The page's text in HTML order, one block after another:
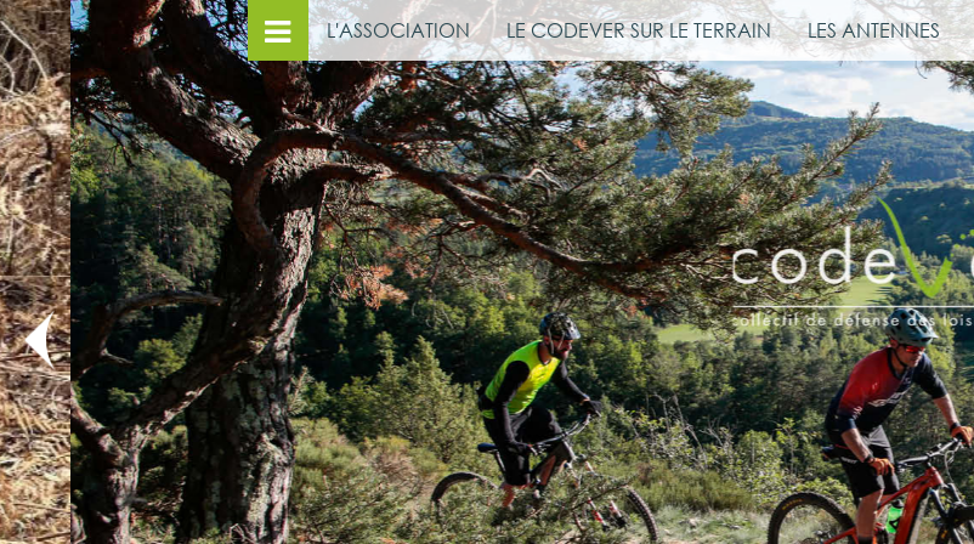
L'ASSOCIATION LE CODEVER SUR LE TERRAIN LES ANTENNES